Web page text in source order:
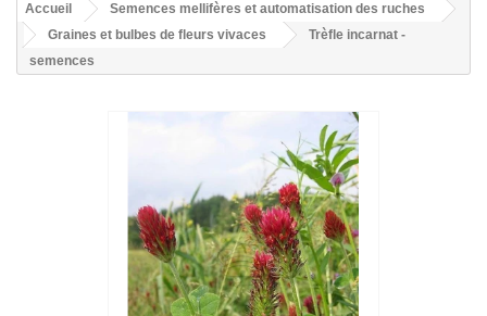
Accueil
Semences mellifères et automatisation des ruches
Graines et bulbes de fleurs vivaces
Trèfle incarnat -
semences